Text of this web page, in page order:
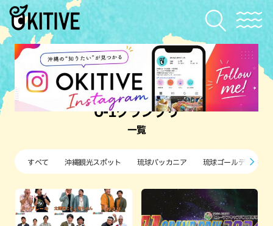
O-1グランプリ
一覧
すべて 沖縄観光スポット 琉球バッカニア 琉球ゴールデンキン